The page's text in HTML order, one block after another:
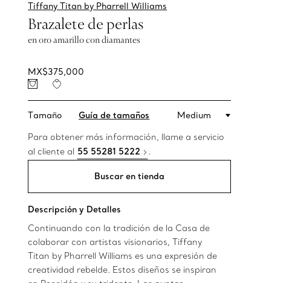
Tiffany Titan by Pharrell Williams
Brazalete de perlas
en oro amarillo con diamantes
MX$375,000
Tamaño Guía de tamaños
Medium
Para obtener más información, llame a servicio
al cliente al 55 55281 5222 .
Buscar en tienda
Descripción y Detalles
Continuando con la tradición de la Casa de
colaborar con artistas visionarios, Tiffany
Titan by Pharrell Williams es una expresión de
creatividad rebelde. Estos diseños se inspiran